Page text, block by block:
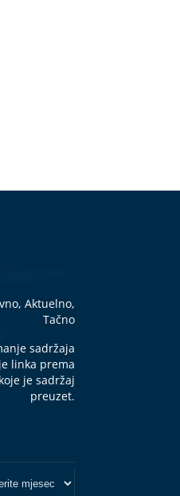
Aktuelno,
Tačno
sadržaja
linka prema
je sadržaj
preuzet.